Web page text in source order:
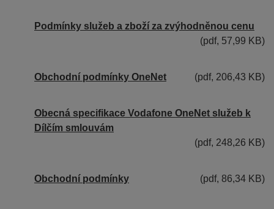
Podmínky služeb a zboží za zvýhodněnou cenu
(pdf, 57,99 KB)
Obchodní podmínky OneNet (pdf, 206,43 KB)
Obecná specifikace Vodafone OneNet služeb k
Dílčím smlouvám
(pdf, 248,26 KB)
Obchodní podmínky (pdf, 86,34 KB)